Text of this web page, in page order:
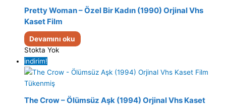
Pretty Woman – Özel Bir Kadın (1990) Orjinal Vhs
Kaset Film
Devamını oku
Stokta Yok
indirim!
Tükenmiş
The Crow – Ölümsüz Aşk (1994) Orjinal Vhs Kaset